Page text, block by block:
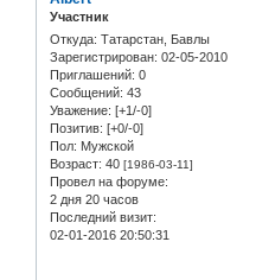
Участник
Откуда: Татарстан, Бавлы
Зарегистрирован: 02-05-2010
Приглашений: 0
Сообщений: 43
Уважение: [+1/-0]
Позитив: [+0/-0]
Пол: Мужской
Возраст: 40 [1986-03-11]
Провел на форуме:
2 дня 20 часов
Последний визит:
02-01-2016 20:50:31